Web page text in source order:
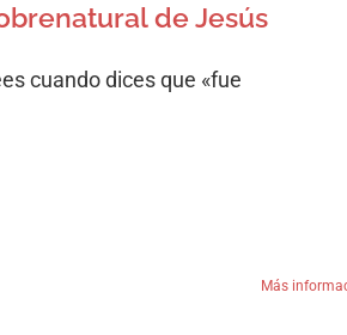
de Jesús
cuando dices que «fue
Más